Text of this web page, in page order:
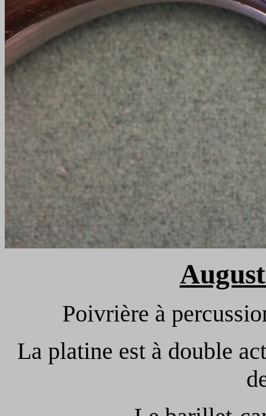
Poivrière à
La platine est à double